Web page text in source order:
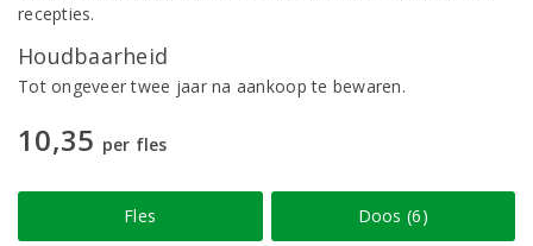
recepties.
Houdbaarheid
Tot ongeveer twee jaar na aankoop te bewaren.
10,35 per fles
Fles Doos (6)